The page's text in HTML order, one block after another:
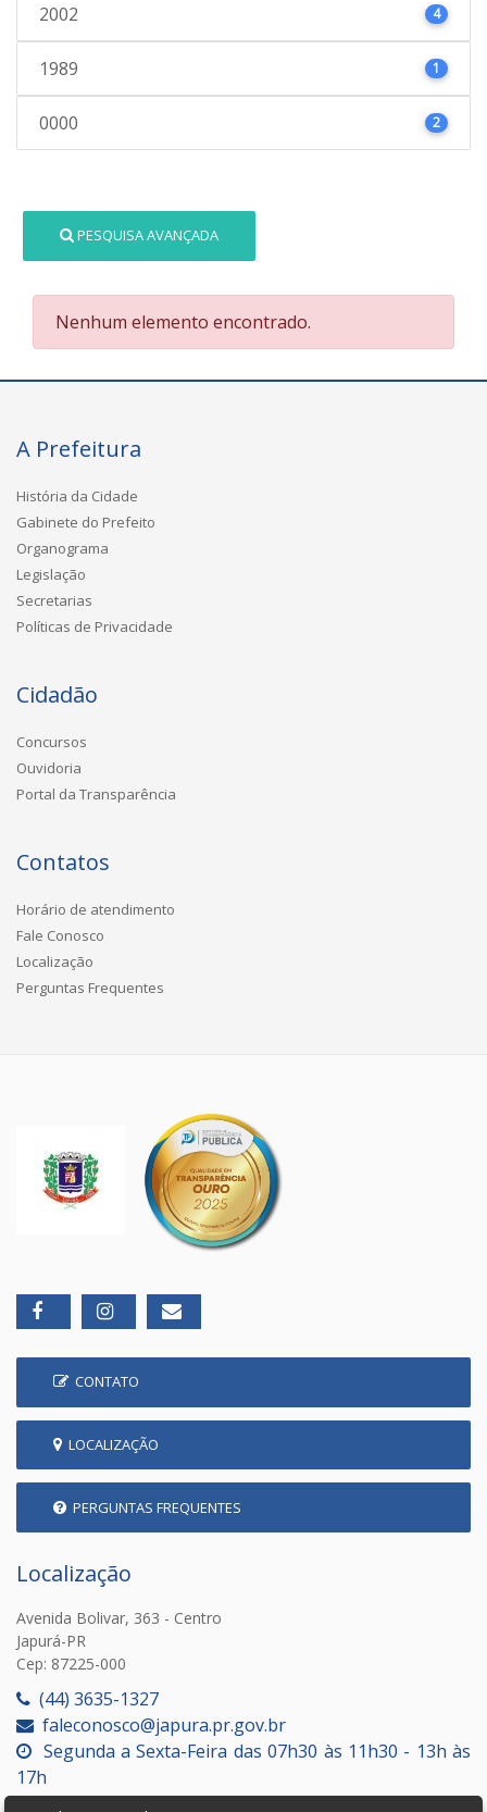
2002 4
1989 1
0000 2
PESQUISA AVANÇADA
Nenhum elemento encontrado.
A Prefeitura
História da Cidade
Gabinete do Prefeito
Organograma
Legislação
Secretarias
Políticas de Privacidade
Cidadão
Concursos
Ouvidoria
Portal da Transparência
Contatos
Horário de atendimento
Fale Conosco
Localização
Perguntas Frequentes
CONTATO
LOCALIZAÇÃO
PERGUNTAS FREQUENTES
Localização
Avenida Bolivar, 363 - Centro
Japurá-PR
Cep: 87225-000
(44) 3635-1327
faleconosco@japura.pr.gov.br
Segunda a Sexta-Feira das 07h30 às 11h30 - 13h às
17h